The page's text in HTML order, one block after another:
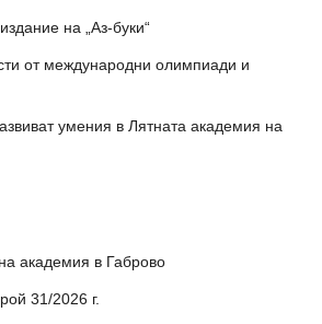
на „Аз-буки“
от международни олимпиади и
умения в Лятната академия на
академия в Габрово
31/2026 г.